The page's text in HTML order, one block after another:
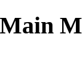
Main